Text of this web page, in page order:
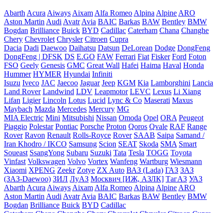
Abarth Acura Aiways Aixam Alfa Romeo Alpina Alpine ARO
Aston Martin Audi Avatr Avia BAIC Barkas BAW Bentley BMW
Bogdan Brilliance Buick BYD Cadillac Caterham Chana Changhe
Chery Chevrolet Chrysler Citroen Cupra
Dacia Dadi Daewoo Daihatsu Datsun DeLorean Dodge DongFeng
DongFeng | DFSK DS E.GO FAW Ferrari Fiat Fisker Ford Foton
FSO Geely Genesis GMC Great Wall Hafei Haima Haval Honda
Hummer HYMER Hyundai Infiniti
Isuzu Iveco JAC Jaecoo Jaguar Jeep KGM Kia Lamborghini Lancia
Land Rover Landwind LDV Leapmotor LEVC Lexus Li Xiang
Lifan Ligier Lincoln Lotus Lucid Lync & Co Maserati Maxus
Maybach Mazda Mercedes Mercury MG
MIA Electric Mini Mitsubishi Nissan Omoda Opel ORA Peugeot
Piaggio Polestar Pontiac Porsche Proton Qoros Qvale RAF Range
Rover Ravon Renault Rolls-Royce Rover SAAB Saipa Samand /
Iran Khodro / IKCO Samsung Scion SEAT Skoda SMA Smart
Soueast SsangYong Subaru Suzuki Tata Tesla TOGG Toyota
Vinfast Volkswagen Volvo Vortex Wanfeng Wartburg Wiesmann
Xiaomi XPENG Zeekr Zotye ZX Auto ВАЗ (Lada) ГАЗ ЗАЗ
(ЗАЗ-Daewoo) ЗИЛ ЛуАЗ Москвич [ИЖ, АЗЛК] ТагАЗ УАЗ
Abarth Acura Aiways Aixam Alfa Romeo Alpina Alpine ARO
Aston Martin Audi Avatr Avia BAIC Barkas BAW Bentley BMW
Bogdan Brilliance Buick BYD Cadillac